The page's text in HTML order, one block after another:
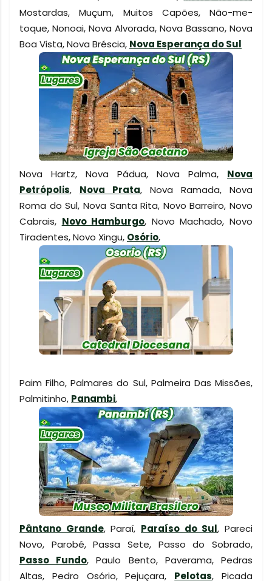
Mostardas, Muçum, Muitos Capões, Não-me-
toque, Nonoai, Nova Alvorada, Nova Bassano, Nova
Boa Vista, Nova Bréscia, Nova Esperança do Sul
Nova Hartz, Nova Pádua, Nova Palma, Nova
Petrópolis, Nova Prata, Nova Ramada, Nova
Roma do Sul, Nova Santa Rita, Novo Barreiro, Novo
Cabrais, Novo Hamburgo, Novo Machado, Novo
Tiradentes, Novo Xingu, Osório,
Paim Filho, Palmares do Sul, Palmeira Das Missões,
Palmitinho, Panambi,
Pântano Grande, Paraí, Paraíso do Sul, Pareci
Novo, Parobé, Passa Sete, Passo do Sobrado,
Passo Fundo, Paulo Bento, Paverama, Pedras
Altas, Pedro Osório, Pejuçara, Pelotas, Picada